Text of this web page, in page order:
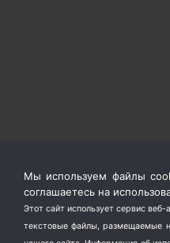
Мы используем файлы
соглашаетесь на
Этот сайт использует сервис
текстовые файлы, размещаемые